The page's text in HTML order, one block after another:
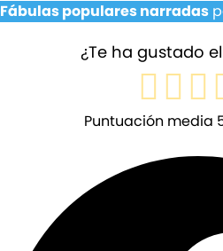
Fábulas populares narradas
¿Te ha gustado
Puntuación media